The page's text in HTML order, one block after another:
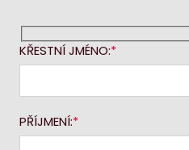
KŘESTNÍ JMÉNO:
PŘÍJMENÍ: